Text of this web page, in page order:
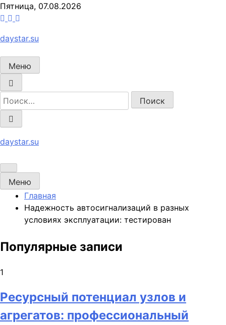
Перейти
к
Пятница, 07.08.2026
daystar.su
Меню
daystar.su
Меню
Главная
Надежность автосигнализаций в разных
условиях эксплуатации: тестирован
Популярные записи
1
Ресурсный потенциал узлов и
агрегатов: профессиональный